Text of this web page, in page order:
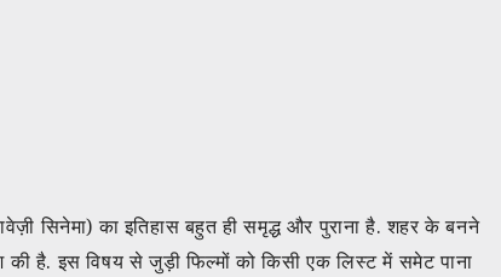
सिनेमा) का इतिहास बहुत ही समृद्ध और पुराना है. शहर के बनने
है. इस विषय से जुड़ी फिल्मों को किसी एक लिस्ट में समेट पाना